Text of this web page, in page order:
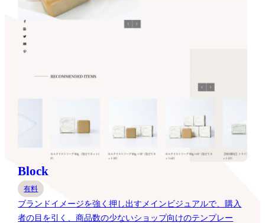
Block
有料
ブランドイメージを強く押し出すメインビジュアルで、購入
者の目を引く、商品数の少ないショップ向けのテンプレー